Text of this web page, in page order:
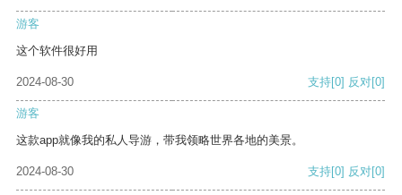
游客
这个软件很好用
2024-08-30 支持[0] 反对[0]
游客
这款app就像我的私人导游，带我领略世界各地的美景。
2024-08-30 支持[0] 反对[0]